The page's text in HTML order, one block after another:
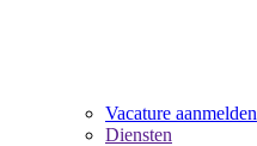
Vacature aanmelden
Diensten